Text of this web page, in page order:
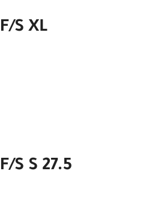
S XL
S S 27.5